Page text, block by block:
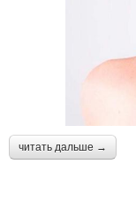
читать дальше →